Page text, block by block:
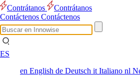
Contrátanos
Contrátanos
Contáctenos Contáctenos
ES
en English de Deutsch it Italiano nl